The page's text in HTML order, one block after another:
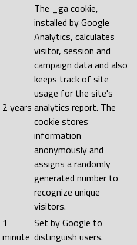
2 years
The _ga cookie,
installed by Google
Analytics, calculates
visitor, session and
campaign data and also
keeps track of site
usage for the site's
analytics report. The
cookie stores
information
anonymously and
assigns a randomly
generated number to
recognize unique
visitors.
1
minute
Set by Google to
distinguish users.